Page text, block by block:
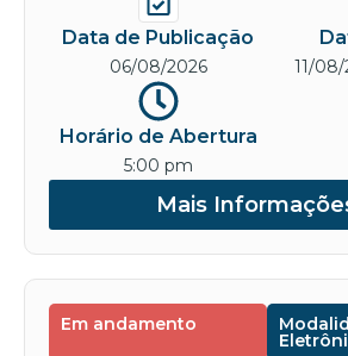
Data de Publicação
06/08/2026 11/
Horário de Abertura
5:00 pm
Mais
Em andamento